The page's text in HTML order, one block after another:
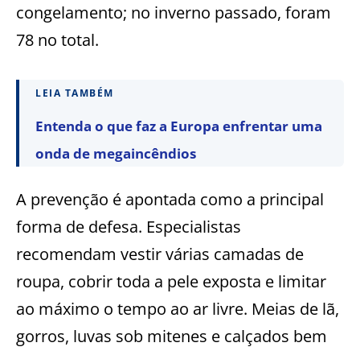
congelamento; no inverno passado, foram
78 no total.
LEIA TAMBÉM
Entenda o que faz a Europa enfrentar uma
onda de megaincêndios
A prevenção é apontada como a principal
forma de defesa. Especialistas
recomendam vestir várias camadas de
roupa, cobrir toda a pele exposta e limitar
ao máximo o tempo ao ar livre. Meias de lã,
gorros, luvas sob mitenes e calçados bem